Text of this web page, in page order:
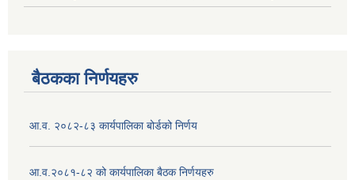
बैठकका निर्णयहरु
आ.व. २०८२-८३ कार्यपालिका बोर्डको निर्णय
आ.व.२०८१-८२ को कार्यपालिका बैठक निर्णयहरु